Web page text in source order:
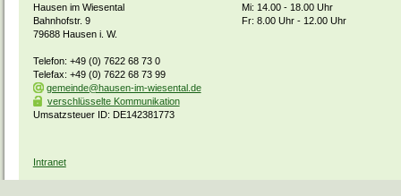
Hausen im Wiesental
Bahnhofstr. 9
79688 Hausen i. W.
Telefon: +49 (0) 7622 68 73 0
Telefax: +49 (0) 7622 68 73 99
gemeinde@hausen-im-wiesental.de
verschlüsselte Kommunikation
Umsatzsteuer ID: DE142381773
Mi: 14.00 - 18.00 Uhr
Fr: 8.00 Uhr - 12.00 Uhr
Intranet